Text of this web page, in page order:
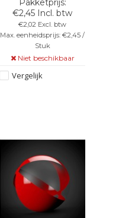
€2,45 Incl. btw
€2,02 Excl. btw
Max. eenheidsprijs: €2,45 /
Stuk
Niet beschikbaar
Vergelijk